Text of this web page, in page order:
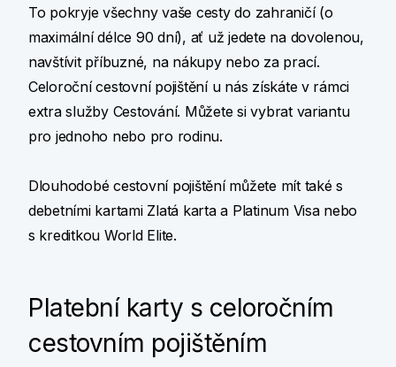
To pokryje všechny vaše cesty do zahraničí (o
maximální délce 90 dní), ať už jedete na dovolenou,
navštívit příbuzné, na nákupy nebo za prací.
Celoroční cestovní pojištění u nás získáte v rámci
extra služby Cestování. Můžete si vybrat variantu
pro jednoho nebo pro rodinu.
Dlouhodobé cestovní pojištění můžete mít také s
debetními kartami Zlatá karta a Platinum Visa nebo
s kreditkou World Elite.
Platební karty s celoročním
cestovním pojištěním